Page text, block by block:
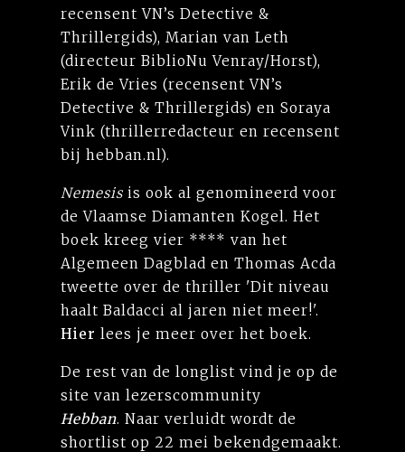
recensent VN’s Detective &
Thrillergids), Marian van Leth
(directeur BiblioNu Venray/Horst),
Erik de Vries (recensent VN’s
Detective & Thrillergids) en Soraya
Vink (thrillerredacteur en recensent
bij hebban.nl).
Nemesis is ook al genomineerd voor
de Vlaamse Diamanten Kogel. Het
boek kreeg vier **** van het
Algemeen Dagblad en Thomas Acda
tweette over de thriller 'Dit niveau
haalt Baldacci al jaren niet meer!'.
Hierlees je meer over het boek.
De rest van de longlist vind je op de
site van lezerscommunity
Hebban. Naar verluidt wordt de
shortlist op 22 mei bekendgemaakt.